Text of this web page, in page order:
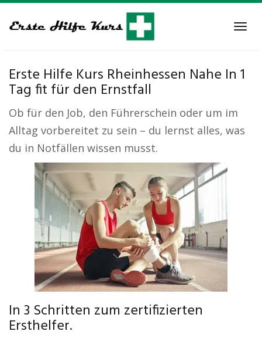
to
Erste Hilfe Kurs Rheinhessen Nahe In 1
Tag fit für den Ernstfall
Ob für den Job, den Führerschein oder um im
Alltag vorbereitet zu sein – du lernst alles, was
du in Notfällen wissen musst.
In 3 Schritten zum zertifizierten
Ersthelfer.